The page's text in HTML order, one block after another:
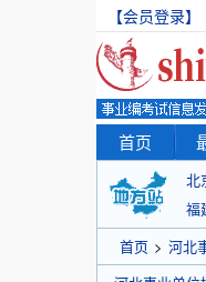
【会员登录】
首页
北
福
首页 > 河北